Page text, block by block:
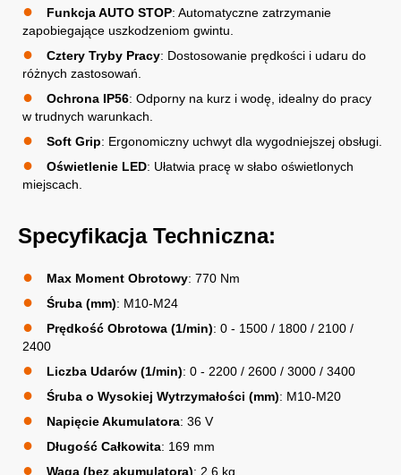
Funkcja AUTO STOP: Automatyczne zatrzymanie
zapobiegające uszkodzeniom gwintu.
Cztery Tryby Pracy: Dostosowanie prędkości i udaru do
różnych zastosowań.
Ochrona IP56: Odporny na kurz i wodę, idealny do pracy
w trudnych warunkach.
Soft Grip: Ergonomiczny uchwyt dla wygodniejszej obsługi.
Oświetlenie LED: Ułatwia pracę w słabo oświetlonych
miejscach.
Specyfikacja Techniczna:
Max Moment Obrotowy: 770 Nm
Śruba (mm): M10-M24
Prędkość Obrotowa (1/min): 0 - 1500 / 1800 / 2100 /
2400
Liczba Udarów (1/min): 0 - 2200 / 2600 / 3000 / 3400
Śruba o Wysokiej Wytrzymałości (mm): M10-M20
Napięcie Akumulatora: 36 V
Długość Całkowita: 169 mm
Waga (bez akumulatora): 2,6 kg